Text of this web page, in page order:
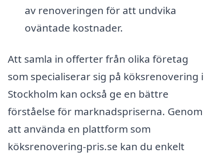
av renoveringen för att undvika
oväntade kostnader.
Att samla in offerter från olika företag
som specialiserar sig på köksrenovering i
Stockholm kan också ge en bättre
förståelse för marknadspriserna. Genom
att använda en plattform som
köksrenovering-pris.se kan du enkelt